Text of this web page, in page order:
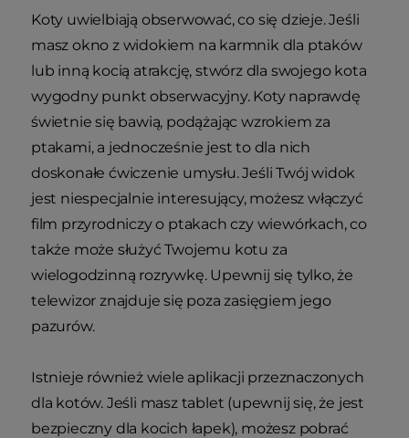
Koty uwielbiają obserwować, co się dzieje. Jeśli
masz okno z widokiem na karmnik dla ptaków
lub inną kocią atrakcję, stwórz dla swojego kota
wygodny punkt obserwacyjny. Koty naprawdę
świetnie się bawią, podążając wzrokiem za
ptakami, a jednocześnie jest to dla nich
doskonałe ćwiczenie umysłu. Jeśli Twój widok
jest niespecjalnie interesujący, możesz włączyć
film przyrodniczy o ptakach czy wiewórkach, co
także może służyć Twojemu kotu za
wielogodzinną rozrywkę. Upewnij się tylko, że
telewizor znajduje się poza zasięgiem jego
pazurów.
Istnieje również wiele aplikacji przeznaczonych
dla kotów. Jeśli masz tablet (upewnij się, że jest
bezpieczny dla kocich łapek), możesz pobrać